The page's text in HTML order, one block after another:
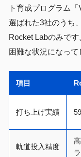
ト育成プログラム
選ばれた3社のうち
Rocket Labのみで
困難な状況になって
項目
打ち上げ実績
軌道投入精度